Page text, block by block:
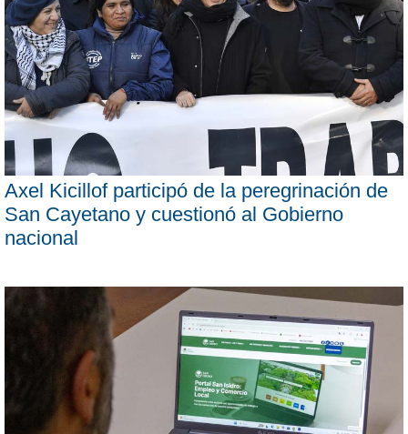
Axel Kicillof participó de la peregrinación de
San Cayetano y cuestionó al Gobierno
nacional